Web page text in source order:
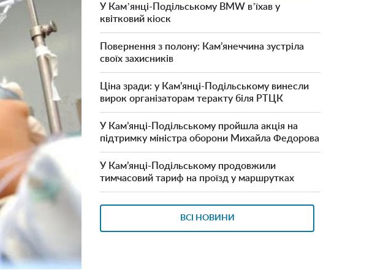
У Камʼянці-Подільському BMW вʼїхав у
квітковий кіоск
Повернення з полону: Кам’янеччина зустріла
своїх захисників
Ціна зради: у Кам’янці-Подільському винесли
вирок організаторам теракту біля РТЦК
У Кам’янці-Подільському пройшла акція на
підтримку міністра оборони Михайла Федорова
У Кам’янці-Подільському продовжили
тимчасовий тариф на проїзд у маршрутках
ВСІ НОВИНИ